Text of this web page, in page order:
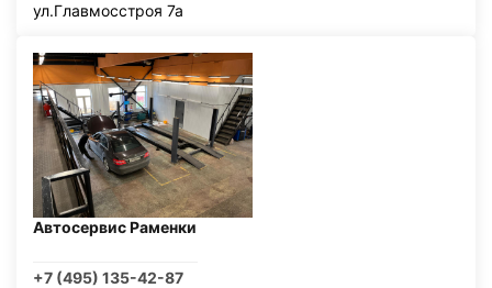
ул.Главмосстроя 7а
Автосервис Раменки
+7 (495) 135-42-87